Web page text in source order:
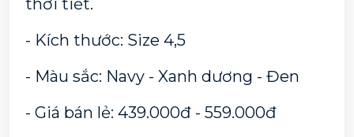
thời tiết.
- Kích thước: Size 4,5
- Màu sắc: Navy - Xanh dương - Đen
- Giá bán lẻ: 439.000đ - 559.000đ